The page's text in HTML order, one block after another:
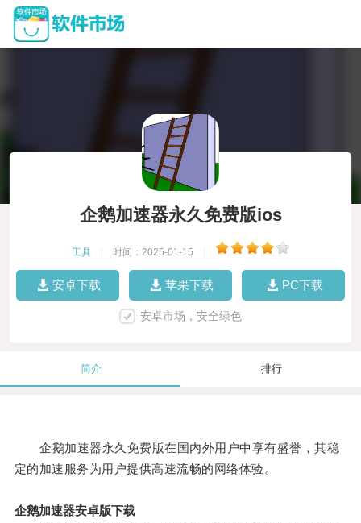
企鹅加速器永久免费版ios
工具 时间：2025-01-15
安卓下载 苹果下载 PC下载
安卓市场，安全绿色
简介 排行
企鹅加速器永久免费版在国内外用户中享有盛誉，其稳
定的加速服务为用户提供高速流畅的网络体验。
企鹅加速器安卓版下载